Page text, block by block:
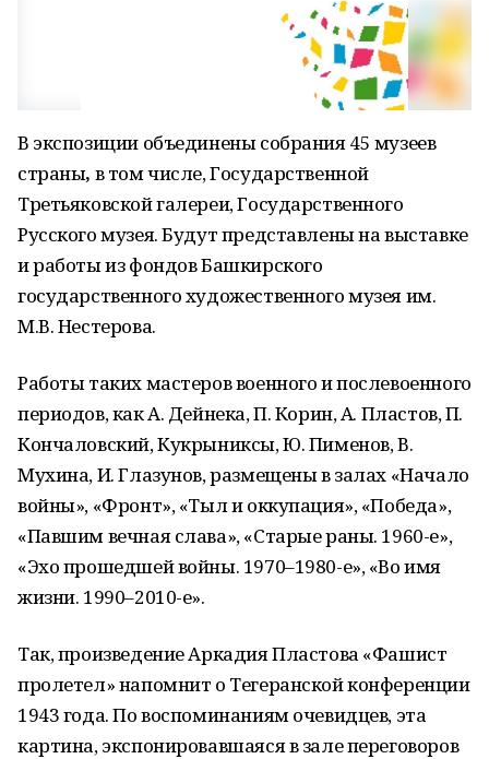
В экспозиции объединены собрания 45 музеев
страны, в том числе, Государственной
Третьяковской галереи, Государственного
Русского музея. Будут представлены на выставке
и работы из фондов Башкирского
государственного художественного музея им.
М.В. Нестерова.
Работы таких мастеров военного и послевоенного
периодов, как А. Дейнека, П. Корин, А. Пластов, П.
Кончаловский, Кукрыниксы, Ю. Пименов, В.
Мухина, И. Глазунов, размещены в залах «Начало
войны», «Фронт», «Тыл и оккупация», «Победа»,
«Павшим вечная слава», «Старые раны. 1960-е»,
«Эхо прошедшей войны. 1970–1980-е», «Во имя
жизни. 1990–2010-е».
Так, произведение Аркадия Пластова «Фашист
пролетел» напомнит о Тегеранской конференции
1943 года. По воспоминаниям очевидцев, эта
картина, экспонировавшаяся в зале переговоров